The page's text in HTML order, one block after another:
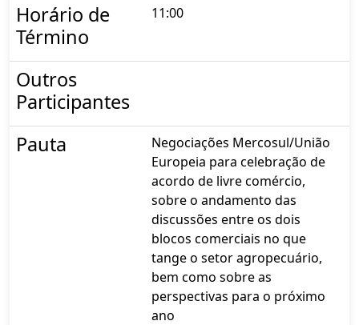
Horário de
Término
11:00
Outros
Participantes
Pauta
Negociações Mercosul/União
Europeia para celebração de
acordo de livre comércio,
sobre o andamento das
discussões entre os dois
blocos comerciais no que
tange o setor agropecuário,
bem como sobre as
perspectivas para o próximo
ano